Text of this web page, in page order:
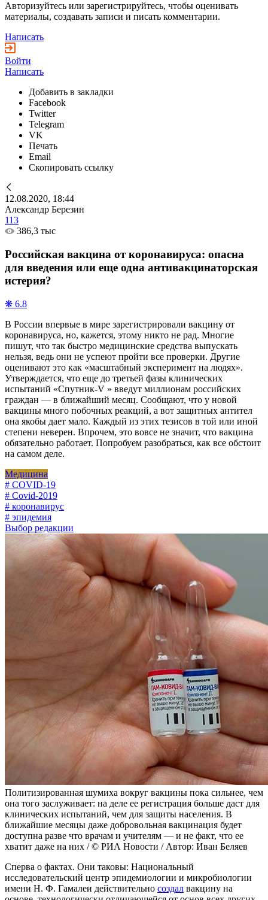
Авторизуйтесь или зарегистрируйтесь, чтобы оценивать
материалы, создавать записи и писать комментарии.
Написать
Войти
Написать
Добавить в закладки
Facebook
Twitter
Telegram
VK
Печать
Email
Скопировать ссылку
12.08.2020, 18:44
Александр Березин
113
386,3 тыс
Российская вакцина от коронавируса: опасна
для введения или еще одна антивакцинаторская
истерия?
❋ 6.8
В России впервые в мире зарегистрировали вакцину от
коронавируса, но, кажется, этому никто не рад. Многие
пишут, что так быстро медицинские средства выпускать
нельзя, ведь они не успеют пройти все проверки. Другие
оценивают это как «масштабный эксперимент на людях».
Утверждается, что еще до третьей фазы клинических
испытаний «Спутник-V » введут миллионам российских
граждан — в ближайший месяц. Сообщают, что у новой
вакцины много побочных реакций, а вот защитных антител
она якобы дает мало. Каждый из этих тезисов в той или иной
степени неверен. Впрочем, это вовсе не значит, что вакцина
обязательно работает. Попробуем разобраться, как все обстоит
на самом деле.
Медицина
# COVID-19
# Covid-2019
# коронавирус
# эпидемия
Выбор редакции
Политизированная шумиха вокруг вакцины пока сильнее, чем
она того заслуживает: на деле ее регистрация больше даст для
клинических испытаний, чем для защиты населения. В
ближайшие месяцы даже добровольная вакцинация будет
доступна разве что врачам и учителям — и не факт, что ее
хватит даже на них / © РИА Новости / Автор: Иван Беляев
Сперва о фактах. Они таковы: Национальный
исследовательский центр эпидемиологии и микробиологии
имени Н. Ф. Гамалеи действительно создал вакцину на